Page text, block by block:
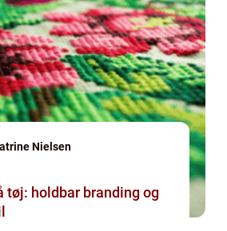
Nielsen
tøj: holdbar branding og